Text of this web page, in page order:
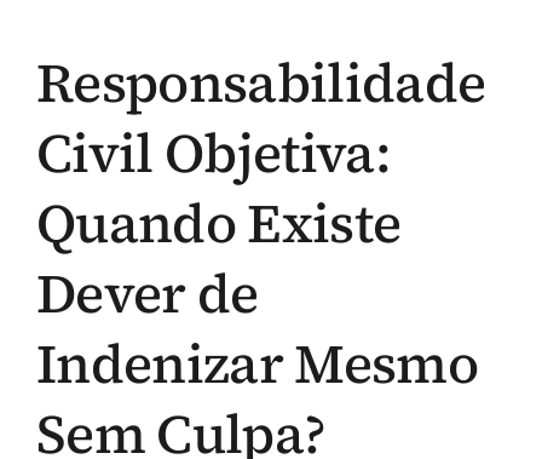
Responsabilidade
Civil Objetiva:
Quando Existe
Dever de
Indenizar Mesmo
Sem Culpa?